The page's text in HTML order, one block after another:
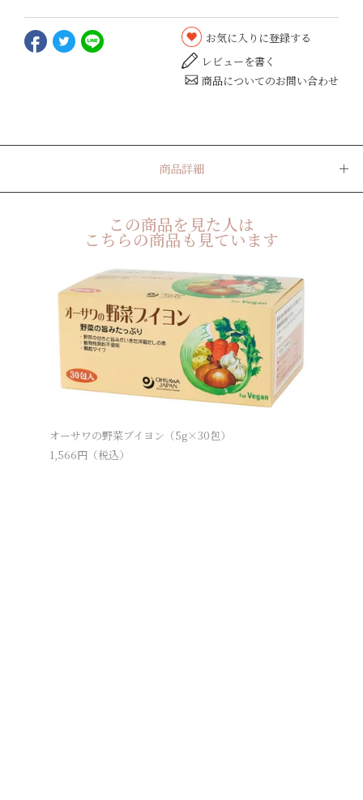
お気に入りに登録する
レビューを書く
商品についてのお問い合わせ
商品詳細
この商品を見た人は
こちらの商品も見ています
オーサワの野菜ブイヨン（5g×30包）
1,566円（税込）